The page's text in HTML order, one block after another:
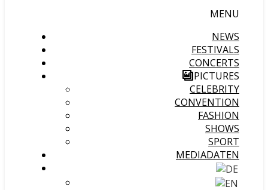
MENU
NEWS
FESTIVALS
CONCERTS
PICTURES
CELEBRITY
CONVENTION
FASHION
SHOWS
SPORT
MEDIADATEN